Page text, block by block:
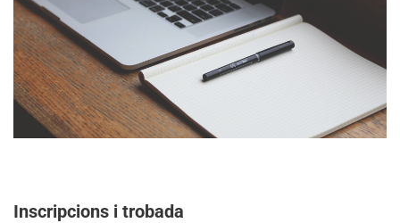
Inscripcions i trobada